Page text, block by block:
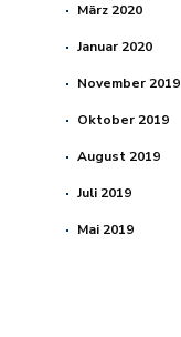
März 2020
Januar 2020
November 2019
Oktober 2019
August 2019
Juli 2019
Mai 2019